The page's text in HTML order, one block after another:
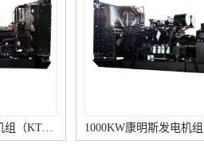
1000KW康明斯发电机组（KTA38-G9柴油机）